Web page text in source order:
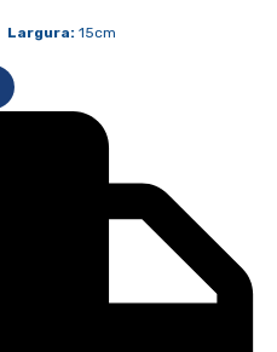
Largura: 15cm